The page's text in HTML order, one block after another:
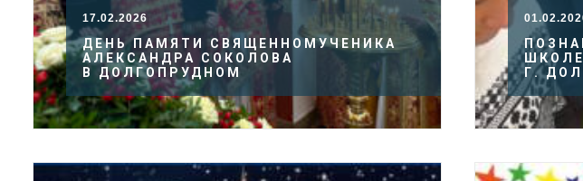
17.02.2026
ДЕНЬ ПАМЯТИ СВЯЩЕННОМУЧЕНИКА
АЛЕКСАНДРА СОКОЛОВА
В ДОЛГОПРУДНОМ
Г.